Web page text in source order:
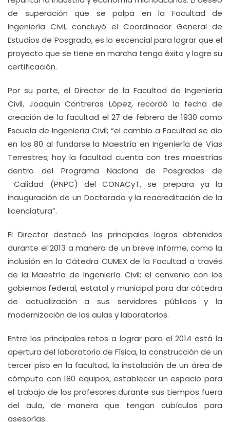
de superación que se palpa en la Facultad de
Ingeniería Civil, concluyó el Coordinador General de
Estudios de Posgrado, es lo escencial para lograr que el
proyecto que se tiene en marcha tenga éxito y logre su
certificación.
Por su parte, el Director de la Facultad de Ingeniería
Civil, Joaquín Contreras López, recordó la fecha de
creación de la facultad el 27 de febrero de 1930 como
Escuela de Ingeniería Civil; “el cambio a Facultad se dio
en los 80 al fundarse la Maestría en Ingeniería de Vías
Terrestres; hoy la facultad cuenta con tres maestrías
dentro del Programa Naciona de Posgrados de
Calidad (PNPC) del CONACyT, se prepara ya la
inauguración de un Doctorado y la reacreditación de la
licenciatura”.
El Director destacó los principales logros obtenidos
durante el 2013 a manera de un breve informe, como la
inclusión en la Cátedra CUMEX de la Facultad a través
de la Maestría de Ingeniería Civil; el convenio con los
gobiernos federal, estatal y municipal para dar cátedra
de actualización a sus servidores públicos y la
modernización de las aulas y laboratorios.
Entre los principales retos a lograr para el 2014 está la
apertura del laboratorio de Física, la construcción de un
tercer piso en la facultad, la instalación de un área de
cómputo con 180 equipos, establecer un espacio para
el trabajo de los profesores durante sus tiempos fuera
del aula, de manera que tengan cubículos para
asesorías.